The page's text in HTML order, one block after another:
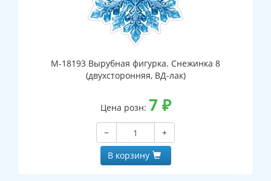
М-18193 Вырубная фигурка. Снежинка 8
(двухсторонняя, ВД-лак)
Цена розн: 7 ₽
−
+
В корзину